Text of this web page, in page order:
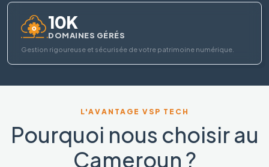
10K
DOMAINES GÉRÉS
Gestion rigoureuse et sécurisée de votre patrimoine numérique.
L'AVANTAGE VSP TECH
Pourquoi nous choisir au
Cameroun ?